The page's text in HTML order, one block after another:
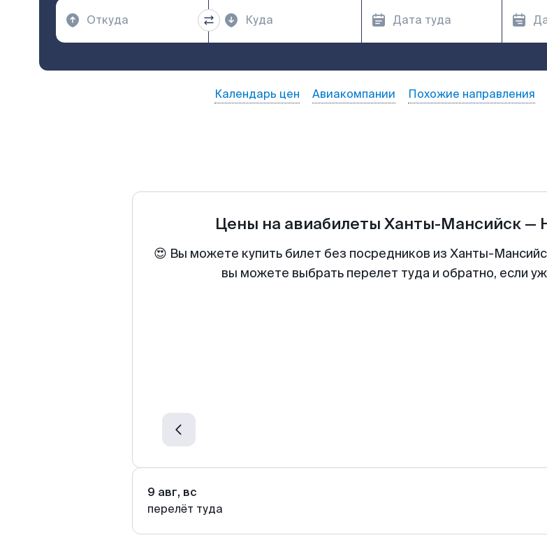
Календарь цен Авиакомпании Похожие направления
Цены на авиабилеты Ханты-Мансийск—
😍 Вы можете купить билет без посредников из Ханты-
вы можете выбрать перелет туда и обратно, если
9 авг, вс
перелёт туда